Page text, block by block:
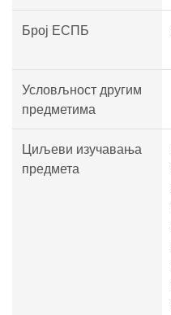
Број ЕСПБ
Условљност другим
предметима
Циљеви изучавања
предмета